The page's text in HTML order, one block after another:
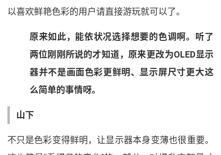
以喜欢鲜艳色彩的用户请直接游玩就可以了。
原来如此， 能依状况选择想要的色调啊。 听了
两位刚刚所说的才知道， 原来更改为OLED显示
器并不是画面色彩更鲜明 、 显示屏尺寸更大这
么简单的事情呀。
山下
不只是色彩变得鲜明 ， 让显示器本身变薄也很重要。